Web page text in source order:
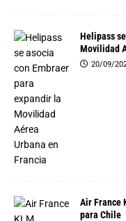
Helipass
Movilidad
20/09/
Air France
para Chile